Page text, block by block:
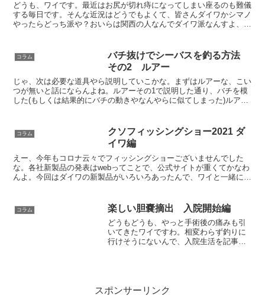
どうも、ワイです。最近はお尻が切れ痔になってしまい座るのも難儀
する毎日です。そんな近況はどうでもよくて、皆さんダイワかシマノ
やったらどっち派や？おいらは関西の人なんでダイワ派なんすよ、昔
コラム
バチ抜けでシーバスを釣る方法
その2 ルアー
じゃ、次は必要な道具やら説明していこかな。まずはルアーな、こい
つが無いと話にならんよね。ルアーその1で説明した通り、バチを模
した(もしくは結果的にバチの動きやなんやらに似てしまった)ルアー
コラム
クソフィッシングショー2021 ダ
イワ編
えー、今年もコロナ云々でフィッシングショーございませんでした
な。各社新製品の発表はwebってことで、公式サイトが重くてかなわ
んよ。今回はダイワの新製品がいろいろあったんで、ワイと一緒に見
コラム 楽しい胆嚢摘出 入院開始編
どうもどうも、やっと手術後の痛みも引
いてきたワイですわ。相変わらず釣りに
行けそうにないんで、入院生活を記事に
スポンサーリンク